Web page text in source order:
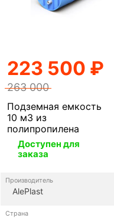
Подземная емкость
10 м3 из
полипропилена
Доступен для
заказа
223 500 ₽
263 000
Производитель
AlePlast
Страна